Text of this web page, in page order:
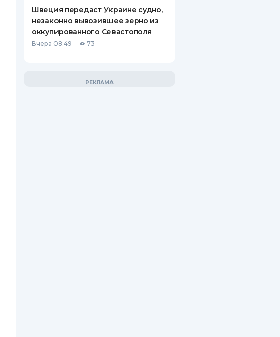
Швеция передаст Украине судно,
незаконно вывозившее зерно из
оккупированного Севастополя
Вчера 08:49 73